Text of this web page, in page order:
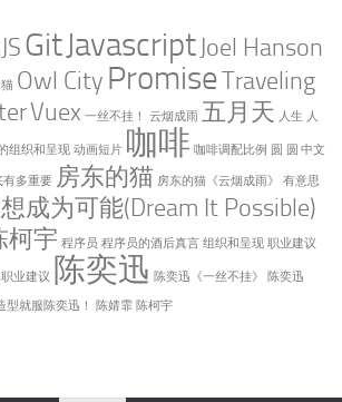
GitJavascript Joel Hanson
Owl City PromiseTraveling
Vuex 一丝不挂！ 云烟成雨 五月天 人生 人
组织和呈现 动画短片 咖啡 咖啡调配比例 圆 圆 中文
有多重要 房东的猫 房东的猫《云烟成雨》 有意思
成为可能(Dream It Possible)
柯宇 程序员 程序员的酒后真言 组织和呈现 职业建议
业建议 陈奕迅 陈奕迅《一丝不挂》
陈奕迅
型就服陈奕迅！
陈婧霏 陈柯宇